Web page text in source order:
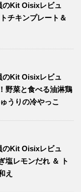
のKit Oisixレビュ
チキンプレート＆
のKit Oisixレビュ
野菜と食べる油淋鶏
うりの冷やっこ
のKit Oisixレビュ
塩レモンだれ ＆ ト
え